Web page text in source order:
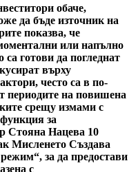
обаче,
да бъде източник на
показва, че
или напълно
готови да погледнат
върху
често са в по-
периодите на повишена
срещу измами с
за
Стояна Нацева 10
Мисленето Създава
за да предостави
с